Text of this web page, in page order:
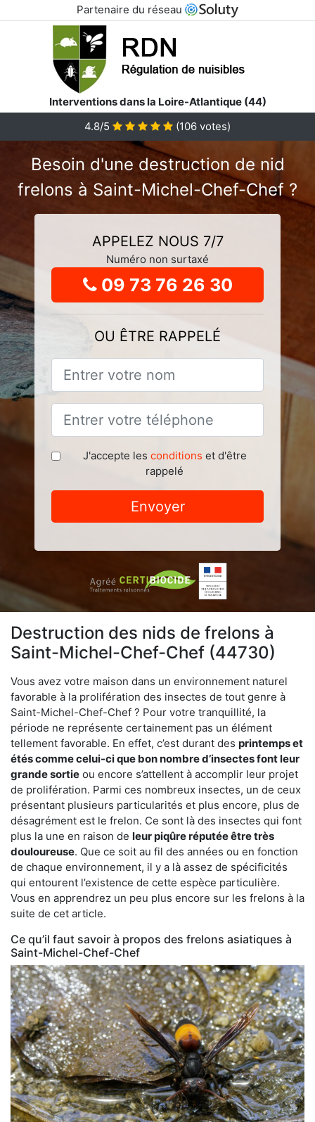
Partenaire du réseau
Interventions dans la Loire-Atlantique (44)
4.8/5 (106 votes)
Besoin d'une destruction de nid
frelons à Saint-Michel-Chef-Chef ?
APPELEZ NOUS 7/7
Numéro non surtaxé
09 73 76 26 30
OU ÊTRE RAPPELÉ
J'accepte les conditions et d'être
rappelé
Envoyer
Destruction des nids de frelons à
Saint-Michel-Chef-Chef (44730)
Vous avez votre maison dans un environnement naturel
favorable à la prolifération des insectes de tout genre à
Saint-Michel-Chef-Chef ? Pour votre tranquillité, la
période ne représente certainement pas un élément
tellement favorable. En effet, c’est durant des printemps et
étés comme celui-ci que bon nombre d’insectes font leur
grande sortie ou encore s’attellent à accomplir leur projet
de prolifération. Parmi ces nombreux insectes, un de ceux
présentant plusieurs particularités et plus encore, plus de
désagrément est le frelon. Ce sont là des insectes qui font
plus la une en raison de leur piqûre réputée être très
douloureuse. Que ce soit au fil des années ou en fonction
de chaque environnement, il y a là assez de spécificités
qui entourent l’existence de cette espèce particulière.
Vous en apprendrez un peu plus encore sur les frelons à la
suite de cet article.
Ce qu’il faut savoir à propos des frelons asiatiques à
Saint-Michel-Chef-Chef